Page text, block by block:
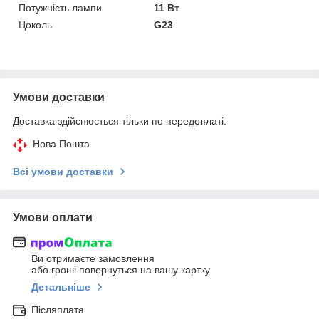
Потужність лампи
11 Вт
Цоколь
G23
Умови доставки
Доставка здійснюється тільки по передоплаті.
Нова Пошта
Всі умови доставки
Умови оплати
Ви отримаєте замовлення
або гроші повернуться на вашу картку
Детальніше
Післяплата